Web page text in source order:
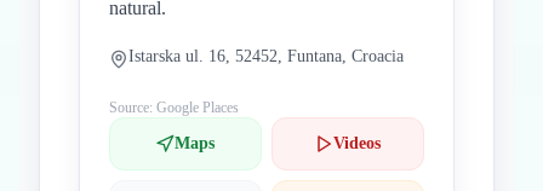
natural.
Istarska ul. 16, 52452, Funtana, Croacia
Source: Google Places
Maps Videos